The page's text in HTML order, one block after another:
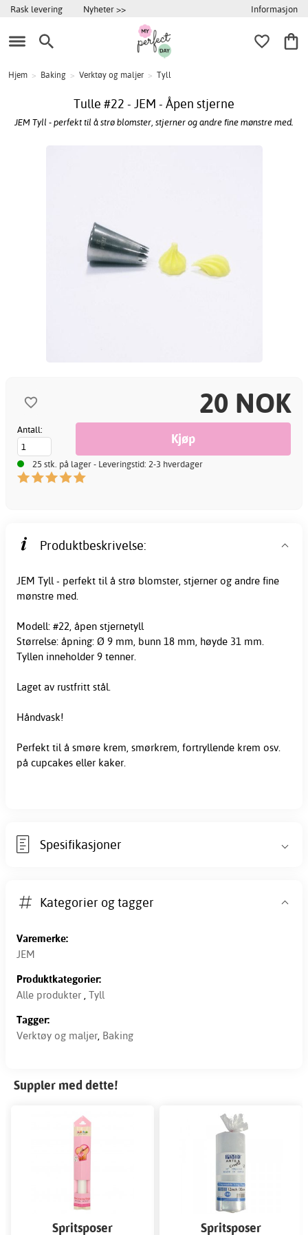
Rask levering Nyheter >> Informasjon
Hjem > Baking > Verktøy og maljer > Tyll
Tulle #22 - JEM - Åpen stjerne
JEM Tyll - perfekt til å strø blomster, stjerner og andre fine mønstre med.
20 NOK
Antall:
25 stk. på lager - Leveringstid: 2-3 hverdager
Produktbeskrivelse:
JEM Tyll - perfekt til å strø blomster, stjerner og andre fine
mønstre med.
Modell: #22, åpen stjernetyll
Størrelse: åpning: Ø 9 mm, bunn 18 mm, høyde 31 mm.
Tyllen inneholder 9 tenner.
Laget av rustfritt stål.
Håndvask!
Perfekt til å smøre krem, smørkrem, fortryllende krem osv.
på cupcakes eller kaker.
Spesifikasjoner
Kategorier og tagger
Varemerke:
JEM
Produktkategorier:
Alle produkter , Tyll
Tagger:
Verktøy og maljer, Baking
Suppler med dette!
Spritsposer Spritsposer